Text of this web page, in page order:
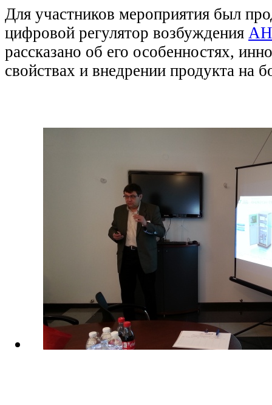
Для участников мероприятия был
цифровой регулятор возбуждения
рассказано об его особенностях,
свойствах и внедрении продукта на